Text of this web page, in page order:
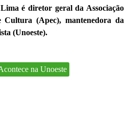
é diretor geral da Associação
Cultura (Apec), mantenedora da
(Unoeste).
na Unoeste